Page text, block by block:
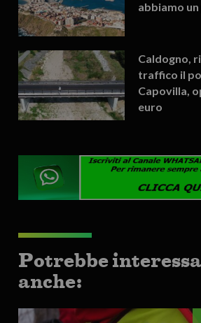
abbiamo
Caldogno,
traffico il
Capovilla,
euro
Potrebbe
anche: